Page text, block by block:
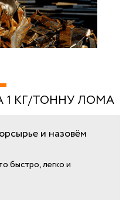
1 КГ/ТОННУ ЛОМА
и назовём
быстро, легко и